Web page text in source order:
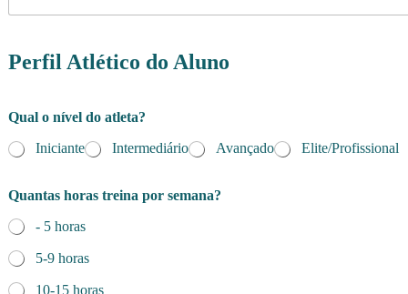
Perfil Atlético do Aluno
Qual o nível do atleta?
Iniciante
Intermediário Avançado Elite/Profissional
Quantas horas treina por semana?
- 5 horas
5-9 horas
10-15 horas